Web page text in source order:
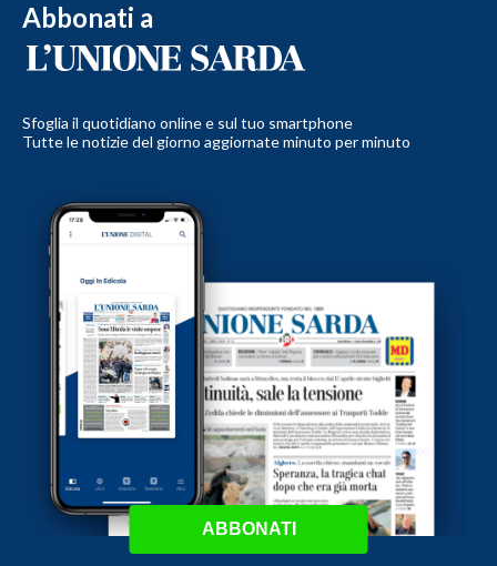
Abbonati a
Sfoglia il quotidiano online e sul tuo smartphone
Tutte le notizie del giorno aggiornate minuto per minuto
ABBONATI